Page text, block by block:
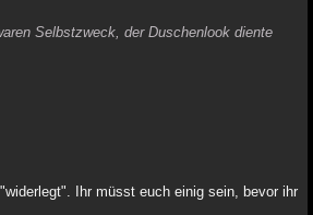
Selbstzweck, der Duschenlook diente
Ihr müsst euch einig sein, bevor ihr